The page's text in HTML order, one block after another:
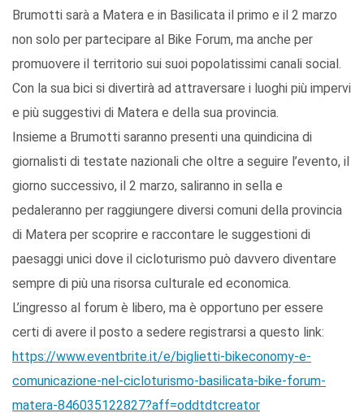
Brumotti sarà a Matera e in Basilicata il primo e il 2 marzo
non solo per partecipare al Bike Forum, ma anche per
promuovere il territorio sui suoi popolatissimi canali social.
Con la sua bici si divertirà ad attraversare i luoghi più impervi
e più suggestivi di Matera e della sua provincia.
Insieme a Brumotti saranno presenti una quindicina di
giornalisti di testate nazionali che oltre a seguire l’evento, il
giorno successivo, il 2 marzo, saliranno in sella e
pedaleranno per raggiungere diversi comuni della provincia
di Matera per scoprire e raccontare le suggestioni di
paesaggi unici dove il cicloturismo può davvero diventare
sempre di più una risorsa culturale ed economica.
L’ingresso al forum è libero, ma è opportuno per essere
certi di avere il posto a sedere registrarsi a questo link:
https://www.eventbrite.it/e/biglietti-bikeconomy-e-
comunicazione-nel-cicloturismo-basilicata-bike-forum-
matera-846035122827?aff=oddtdtcreator